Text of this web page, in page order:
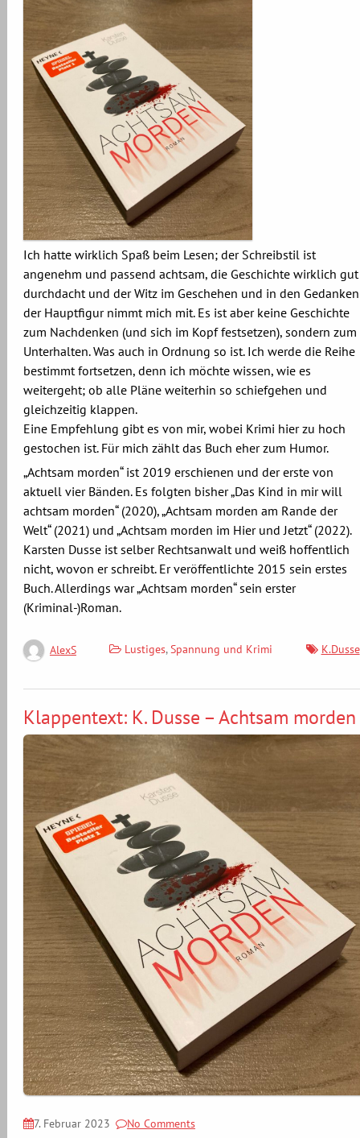
Ich hatte wirklich Spaß beim Lesen; der Schreibstil ist
angenehm und passend achtsam, die Geschichte wirklich gut
durchdacht und der Witz im Geschehen und in den Gedanken
der Hauptfigur nimmt mich mit. Es ist aber keine Geschichte
zum Nachdenken (und sich im Kopf festsetzen), sondern zum
Unterhalten. Was auch in Ordnung so ist. Ich werde die Reihe
bestimmt fortsetzen, denn ich möchte wissen, wie es
weitergeht; ob alle Pläne weiterhin so schiefgehen und
gleichzeitig klappen.
Eine Empfehlung gibt es von mir, wobei Krimi hier zu hoch
gestochen ist. Für mich zählt das Buch eher zum Humor.
„Achtsam morden“ ist 2019 erschienen und der erste von
aktuell vier Bänden. Es folgten bisher „Das Kind in mir will
achtsam morden“ (2020), „Achtsam morden am Rande der
Welt“ (2021) und „Achtsam morden im Hier und Jetzt“ (2022).
Karsten Dusse ist selber Rechtsanwalt und weiß hoffentlich
nicht, wovon er schreibt. Er veröffentlichte 2015 sein erstes
Buch. Allerdings war „Achtsam morden“ sein erster
(Kriminal-)Roman.
AlexS Lustiges,Spannung und Krimi K.Dusse
Klappentext: K. Dusse – Achtsam morden
7. Februar 2023 No Comments